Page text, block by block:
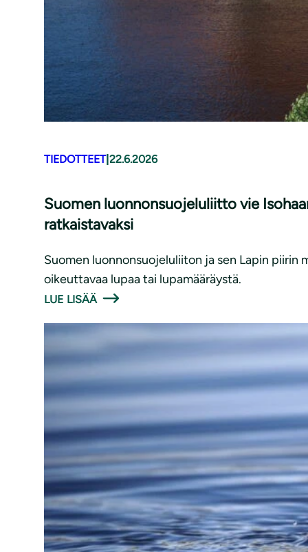
TIEDOTTEET| 22.6.2026
Suomen luonnonsuojeluliitto vie
ratkaistavaksi
Suomen luonnonsuojeluliiton ja sen Lapin piirin
oikeuttavaa lupaa tai lupamääräystä.
LUE LISÄÄ